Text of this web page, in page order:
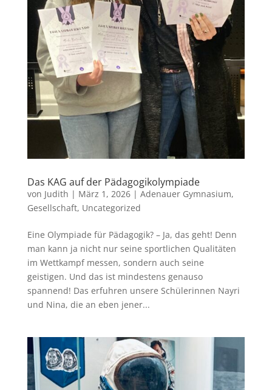
Das KAG auf der Pädagogikolympiade
von Judith | März 1, 2026| Adenauer Gymnasium,
Gesellschaft, Uncategorized
Eine Olympiade für Pädagogik? – Ja, das geht! Denn
man kann ja nicht nur seine sportlichen Qualitäten
im Wettkampf messen, sondern auch seine
geistigen. Und das ist mindestens genauso
spannend! Das erfuhren unsere Schülerinnen Nayri
und Nina, die an eben jener...